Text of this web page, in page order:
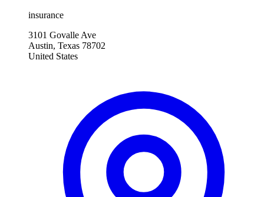
insurance
3101 Govalle Ave
Austin, Texas 78702
United States